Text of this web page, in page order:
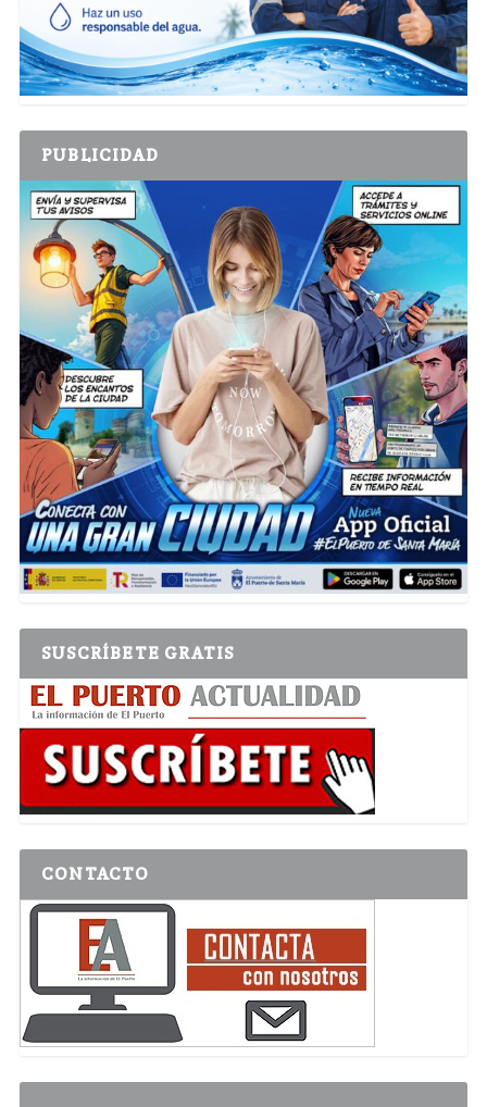
PUBLICIDAD
SUSCRÍBETE GRATIS
CONTACTO